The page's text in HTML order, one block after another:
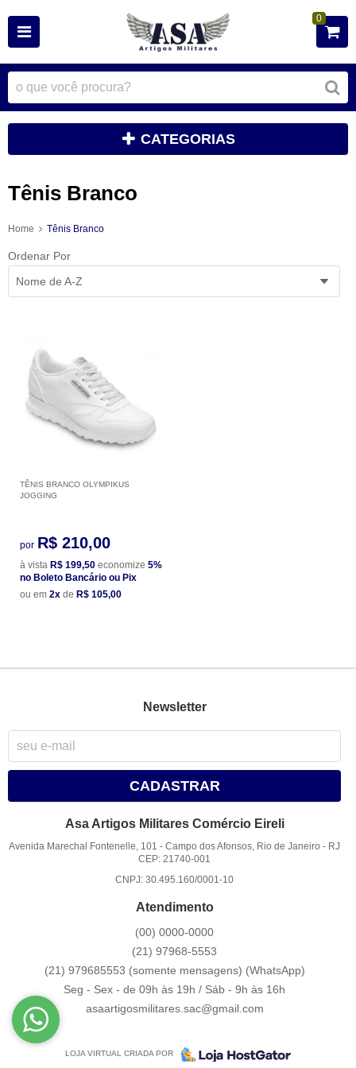
0
CATEGORIAS
Tênis Branco
Home Tênis Branco
Ordenar Por
Nome de A-Z
TÊNIS BRANCO OLYMPIKUS
JOGGING
por R$ 210,00
à vista R$ 199,50 economize 5%
no Boleto Bancário ou Pix
ou em 2x de R$ 105,00
Newsletter
CADASTRAR
Asa Artigos Militares Comércio Eireli
Avenida Marechal Fontenelle, 101 -Campo dos Afonsos, Rio de Janeiro - RJ
CEP: 21740-001
CNPJ: 30.495.160/0001-10
Atendimento
(00) 0000-0000
(21) 97968-5553
(21) 979685553 (somente mensagens) (WhatsApp)
Seg - Sex - de 09h às 19h / Sáb - 9h às 16h
asaartigosmilitares.sac@gmail.com
LOJA VIRTUAL CRIADA POR